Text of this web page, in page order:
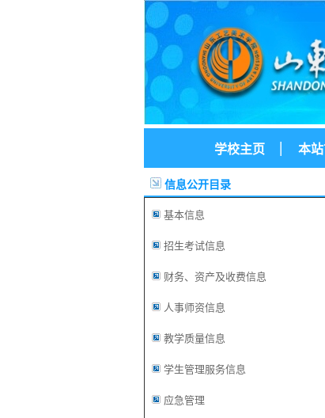
学校主页 | 本
信息公开目录
基本信息
招生考试信息
财务、资产及收费信息
人事师资信息
教学质量信息
学生管理服务信息
应急管理